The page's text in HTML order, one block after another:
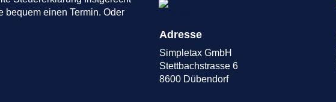
bequem einen Termin. Oder
Adresse
Simpletax GmbH
Stettbachstrasse 6
8600 Dübendorf